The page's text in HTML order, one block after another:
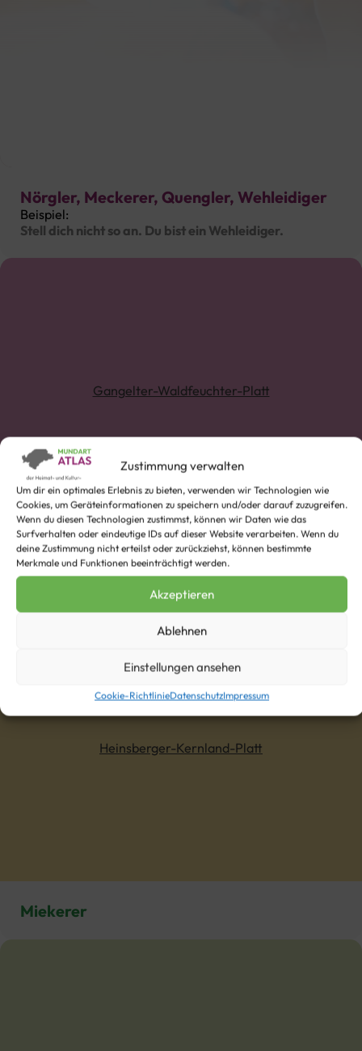
Zustimmung verwalten
Um dir ein optimales Erlebnis zu bieten, verwenden wir Technologien wie
Cookies, um Geräteinformationen zu speichern und/oder darauf zuzugreifen.
Wenn du diesen Technologien zustimmst, können wir Daten wie das
Surfverhalten oder eindeutige IDs auf dieser Website verarbeiten. Wenn du
deine Zustimmung nicht erteilst oder zurückziehst, können bestimmte
Merkmale und Funktionen beeinträchtigt werden.
Akzeptieren
Ablehnen
Einstellungen ansehen
Cookie-RichtlinieDatenschutzImpressum
Nörgler, Meckerer, Quengler, Wehleidiger
Beispiel:
Stell dich nicht so an. Du bist ein Wehleidiger.
Gangelter-Waldfeuchter-Platt
Mi’eködder(e)
Beispiel:
Stell dech neet su’e aan. Du böss e Mi‘eködder.
Heinsberger-Kernland-Platt
Miekerer